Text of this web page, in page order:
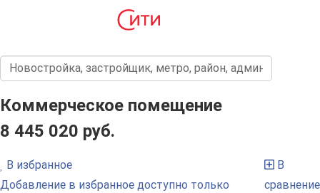
Коммерческое помещение
8 445 020 руб.
В избранное
Добавление в избранное доступно только
В
сравнение